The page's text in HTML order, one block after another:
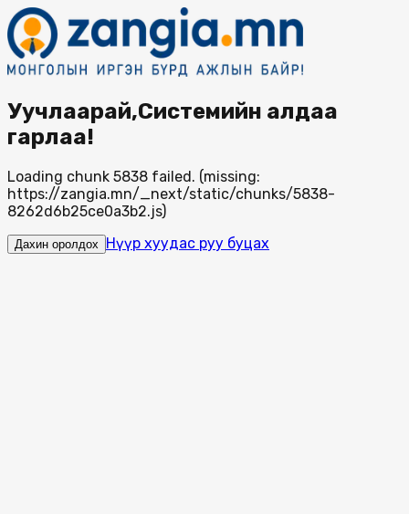
Уучлаарай,Системийн алдаа
гарлаа!
Loading chunk 5838 failed. (missing:
https://zangia.mn/_next/static/chunks/5838-
8262d6b25ce0a3b2.js)
Дахин оролдох Нүүр хуудас руу буцах